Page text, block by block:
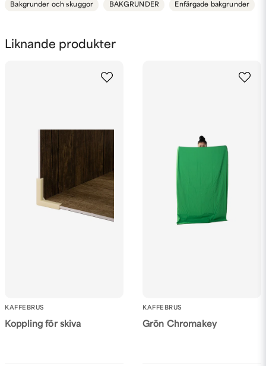
Liknande produkter
KAFFEBRUS
Koppling för skiva
KAFFEBRUS
Grön Chromakey
Ja, ni får publicera min fråga
Bakgrunder och skuggor BAKGRUNDER Enfärgade bakgrunder